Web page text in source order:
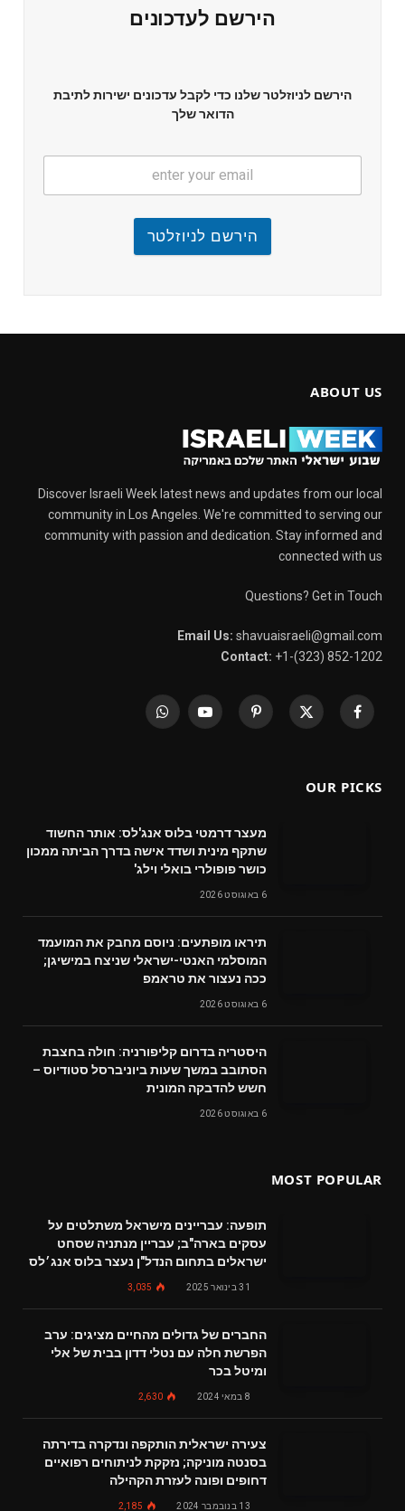
הירשם לעדכונים
הירשם לניוזלטר שלנו כדי לקבל עדכונים ישירות לתיבת
הדואר שלך
הירשם לניוזלטר
ABOUT US
Discover Israeli Week latest news and updates from our local
community in Los Angeles. We're committed to serving our
community with passion and dedication. Stay informed and
connected with us
Questions? Get in Touch
Email Us: shavuaisraeli@gmail.com
Contact: +1-(323) 852-1202
Facebook
X
Pinterest
YouTube
WhatsApp
OUR PICKS
מעצר דרמטי בלוס אנג'לס: אותר החשוד
שתקף מינית ושדד אישה בדרך הביתה ממכון
כושר פופולרי בואלי וילג'
6 באוגוסט 2026
תיראו מופתעים: ניוסם מחבק את המועמד
המוסלמי האנטי-ישראלי שניצח במישיגן;
ככה נעצור את טראמפ
6 באוגוסט 2026
היסטריה בדרום קליפורניה: חולה בחצבת
הסתובב במשך שעות ביוניברסל סטודיוס –
חשש להדבקה המונית
6 באוגוסט 2026
MOST POPULAR
תופעה: עבריינים מישראל משתלטים על
עסקים בארה"ב; עבריין מנתניה שסחט
ישראלים בתחום הנדל"ן נעצר בלוס אנג׳לס
31 בינואר 2025 3,035
החברים של גדולים מהחיים מציגים: ערב
הפרשת חלה עם נטלי דדון בבית של אלי
ומיטל בכר
8 במאי 2024 2,630
צעירה ישראלית הותקפה ונדקרה בדירתה
בסנטה מוניקה; נזקקת לניתוחים רפואיים
דחופים ופונה לעזרת הקהילה
13 בנובמבר 2024 2,185